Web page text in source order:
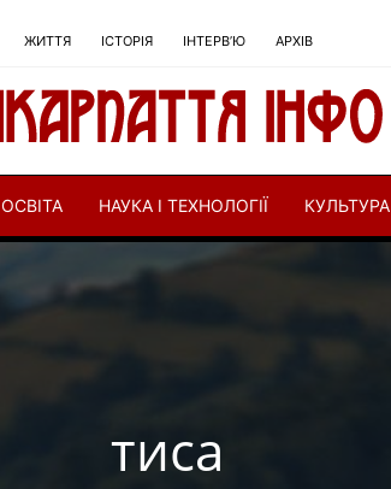
ЖИТТЯ ІСТОРІЯ ІНТЕРВ’Ю АРХІВ
ОСВІТА НАУКА І ТЕХНОЛОГІЇ КУЛЬТУРА
тиса